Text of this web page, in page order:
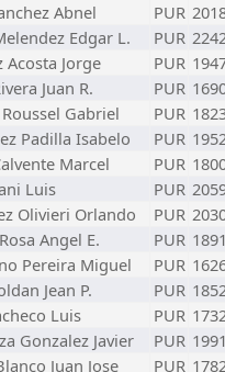
Abnel PUR
Edgar L. PUR
Acosta Jorge PUR
Juan R. PUR
Gabriel PUR
Padilla Isabelo PUR
Marcel PUR
Luis PUR
Olivieri Orlando PUR
Angel E. PUR 1891
Pereira Miguel PUR
Jean P. PUR
Luis PUR
Gonzalez Javier PUR 1991
Juan Jose PUR